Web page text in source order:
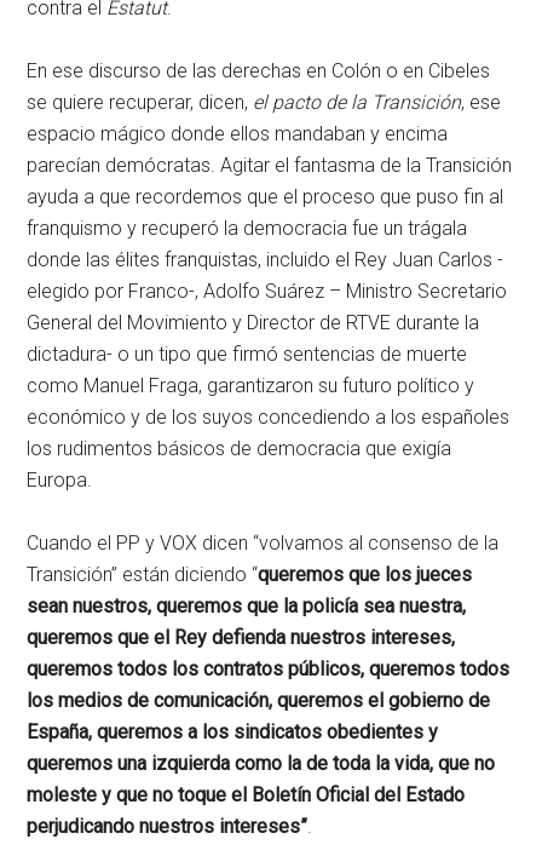
contra el Estatut.
En ese discurso de las derechas en Colón o en Cibeles
se quiere recuperar, dicen, el pacto de la Transición, ese
espacio mágico donde ellos mandaban y encima
parecían demócratas. Agitar el fantasma de la Transición
ayuda a que recordemos que el proceso que puso fin al
franquismo y recuperó la democracia fue un trágala
donde las élites franquistas, incluido el Rey Juan Carlos -
elegido por Franco-, Adolfo Suárez – Ministro Secretario
General del Movimiento y Director de RTVE durante la
dictadura- o un tipo que firmó sentencias de muerte
como Manuel Fraga, garantizaron su futuro político y
económico y de los suyos concediendo a los españoles
los rudimentos básicos de democracia que exigía
Europa.
Cuando el PP y VOX dicen “volvamos al consenso de la
Transición” están diciendo “queremos que los jueces
sean nuestros, queremos que la policía sea nuestra,
queremos que el Rey defienda nuestros intereses,
queremos todos los contratos públicos, queremos todos
los medios de comunicación, queremos el gobierno de
España, queremos a los sindicatos obedientes y
queremos una izquierda como la de toda la vida, que no
moleste y que no toque el Boletín Oficial del Estado
perjudicando nuestros intereses”.